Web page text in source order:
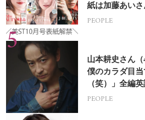
紙は加藤あいさ
PEOPLE
山本耕史さん
僕のカラダ目
（笑）」全編
挑戦
PEOPLE